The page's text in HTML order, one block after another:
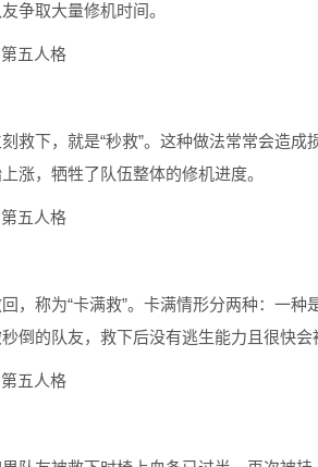
争取大量修机时间。
救下，就是“秒救”。这种做法常常会造
涨，牺牲了队伍整体的修机进度。
，称为“卡满救”。卡满情形分两种：一
倒的队友，救下后没有逃生能力且很快会